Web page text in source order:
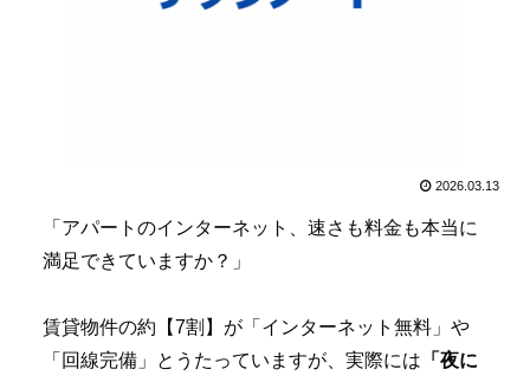
2026.03.13
「アパートのインターネット、速さも料金も本当に
満足できていますか？」
賃貸物件の約【7割】が「インターネット無料」や
「回線完備」とうたっていますが、実際には 「夜に